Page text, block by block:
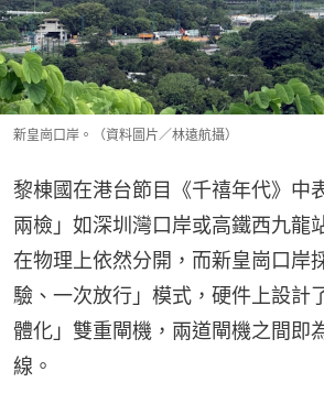
新皇崗口岸。（資料圖片／林遠航攝）
黎棟國在港台節目《千禧年代》中
兩檢」如深圳灣口岸或高鐵西九龍
在物理上依然分開，而新皇崗口岸
驗、一次放行」模式，硬件上設計
體化」雙重閘機，兩道閘機之間即
線。